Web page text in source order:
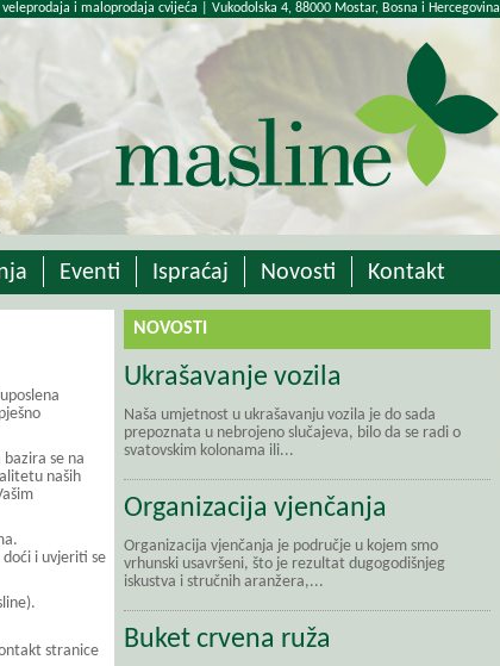
veleprodaja i maloprodaja cvijeća | Vukodolska 4, 88000 Mostar, Bosna i Hercegovina
Eventi Ispraćaj Novosti Kontakt
se na
naših
i uvjeriti se
stranice
NOVOSTI
Ukrašavanje vozila
Naša umjetnost u ukrašavanju vozila je do sada
prepoznata u nebrojeno slučajeva, bilo da se radi o
svatovskim kolonama ili...
Organizacija vjenčanja
Organizacija vjenčanja je područje u kojem smo
vrhunski usavršeni, što je rezultat dugogodišnjeg
iskustva i stručnih aranžera,...
Buket crvena ruža